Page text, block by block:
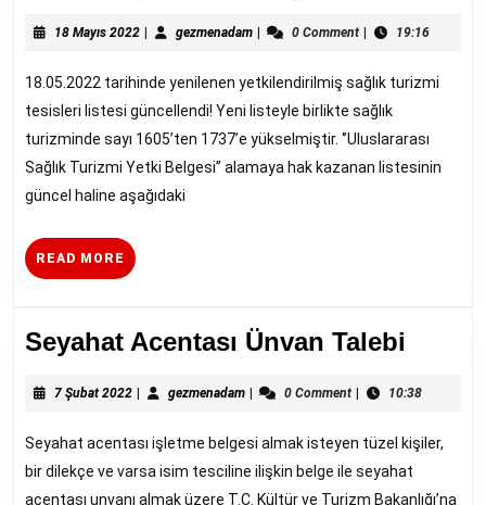
Alan
18 Mayıs 202218| gezmenadamgezmenadam
| 0 Comment | 19:16
18.05.2022 tarihinde yenilenen yetkilendirilmiş sağlık turizmi
tesisleri listesi güncellendi! Yeni listeyle birlikte sağlık
turizminde sayı 1605’ten 1737’e yükselmiştir. ‘’Uluslararası
Sağlık Turizmi Yetki Belgesi’’ alamaya hak kazanan listesinin
güncel haline aşağıdaki
READ MORE READ
MORE
Seyahat Acentası Ünvan Talebi
Ünvan
Talebi
7 Şubat 20227| gezmenadamgezmenadam
| 0 Comment | 10:38
Seyahat acentası işletme belgesi almak isteyen tüzel kişiler,
bir dilekçe ve varsa isim tesciline ilişkin belge ile seyahat
acentası unvanı almak üzere T.C. Kültür ve Turizm Bakanlığı’na